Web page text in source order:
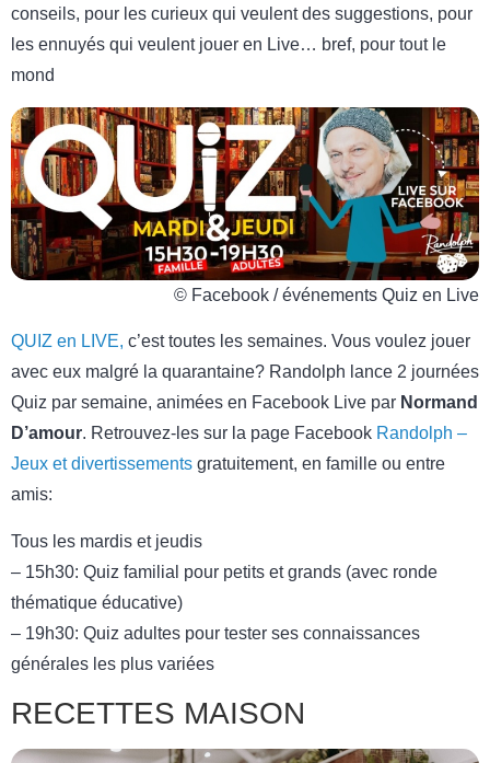
conseils, pour les curieux qui veulent des suggestions, pour
les ennuyés qui veulent jouer en Live… bref, pour tout le
mond
© Facebook / événements Quiz en Live
QUIZ en LIVE, c’est toutes les semaines. Vous voulez jouer
avec eux malgré la quarantaine? Randolph lance 2 journées
Quiz par semaine, animées en Facebook Live par Normand
D’amour. Retrouvez-les sur la page Facebook Randolph –
Jeux et divertissements gratuitement, en famille ou entre
amis:
Tous les mardis et jeudis
– 15h30: Quiz familial pour petits et grands (avec ronde
thématique éducative)
– 19h30: Quiz adultes pour tester ses connaissances
générales les plus variées
RECETTES MAISON